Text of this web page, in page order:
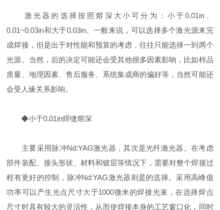
激光器的选择按照熔深大小可分为：小于0.01in、
0.01~0.03in和大于0.03in。一般来说，可以选择多个激光源来完
成焊接，但是出于对性能和预算的考虑，往往只能选择一到两个
光源。当然，后的决定可能还会受其他很多因素影响，比如样品
质量、地理因素、售后服务、系统集成商的偏好等，当然可能还
会受人缘关系影响。
◆小于0.01in焊缝熔深
主要采用脉冲Nd:YAG激光器，其次是光纤激光器。在考虑
部件装配、接头形状、材料和镀层等情况下，需要对整个焊接过
程有更好的控制，脉冲Nd:YAG激光器则是的选择。采用高峰值
功率可以产生光点尺寸大于1000微米的焊接光束，在选择焊点
尺寸时具有较大的灵活性，从而使焊接本身的工艺窗口化，同时